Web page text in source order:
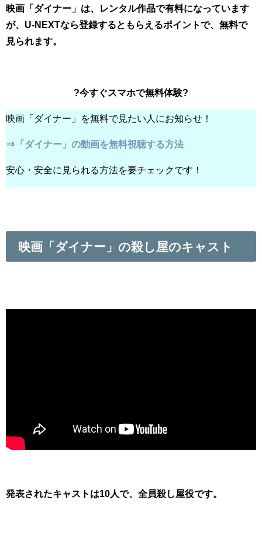
映画「ダイナー」は、レンタル作品で有料になっています
が、U-NEXTなら登録するともらえるポイントで、無料で
見られます。
?今すぐスマホで無料体験?
映画「ダイナー」を無料で見たい人にお知らせ！
⇒ 「ダイナー」の動画を無料視聴する方法
安心・安全に見られる方法を要チェックです！
映画「ダイナー」の殺し屋のキャスト
発表されたキャストは10人で、全員殺し屋役です。